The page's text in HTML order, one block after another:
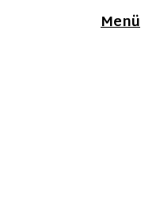
Menü